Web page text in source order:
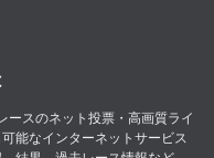
ースのネット投票・高画質ライ
能なインターネットサービス